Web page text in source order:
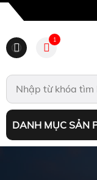
1
DANH MỤC SẢN